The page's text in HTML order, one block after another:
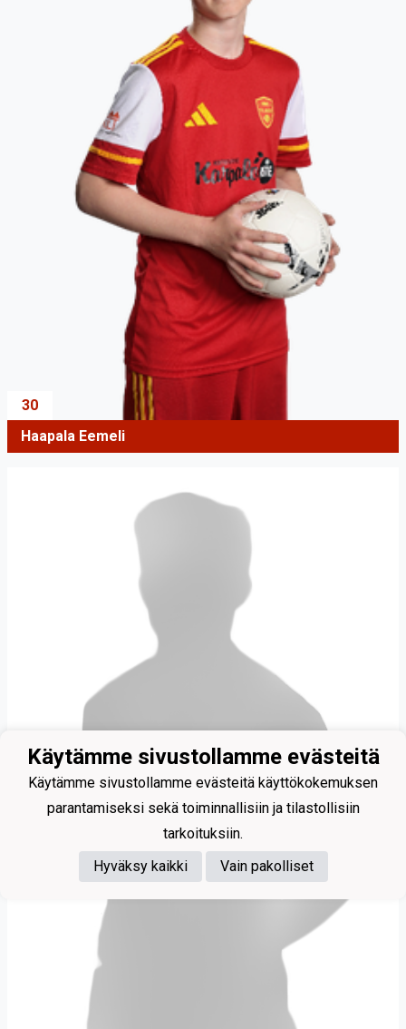
30
Haapala Eemeli
Käytämme sivustollamme evästeitä
Käytämme sivustollamme evästeitä käyttökokemuksen
parantamiseksi sekä toiminnallisiin ja tilastollisiin
tarkoituksiin.
Hyväksy kaikki
Vain pakolliset